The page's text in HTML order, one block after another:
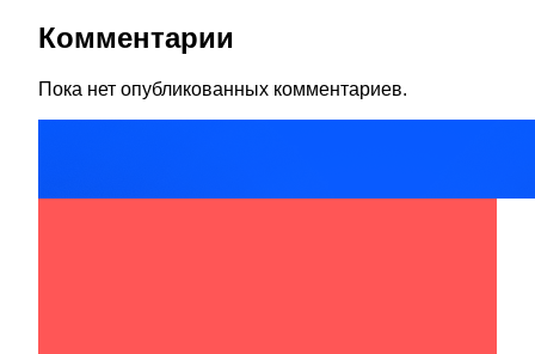
Комментарии
Пока нет опубликованных комментариев.